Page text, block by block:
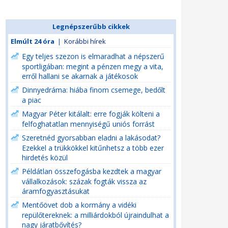
Legnépszerűbb cikkek
Elmúlt 24 óra | Korábbi hírek
Egy teljes szezon is elmaradhat a népszerű
sportligában: megint a pénzen megy a vita,
erről hallani se akarnak a játékosok
Dinnyedráma: hiába finom csemege, bedőlt
a piac
Magyar Péter kitálalt: erre fogják költeni a
felfoghatatlan mennyiségű uniós forrást
Szeretnéd gyorsabban eladni a lakásodat?
Ezekkel a trükkökkel kitűnhetsz a több ezer
hirdetés közül
Példátlan összefogásba kezdtek a magyar
vállalkozások: százak fogták vissza az
áramfogyasztásukat
Mentőövet dob a kormány a vidéki
repülőtereknek: a milliárdokból újraindulhat a
nagy járatbővítés?